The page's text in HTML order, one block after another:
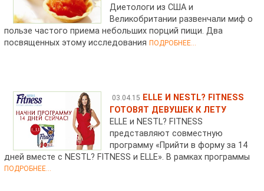
Диетологи из США и
Великобритании развенчали миф о
пользе частого приема небольших порций пищи. Два
посвященных этому исследованияПОДРОБНЕЕ...
03.04.15 ELLE И NESTL? FITNESS
ГОТОВЯТ ДЕВУШЕК К ЛЕТУ
ELLE и NESTL? FITNESS
представляют совместную
программу «Прийти в форму за 14
дней вместе с NESTL? FITNESS и ELLE». В рамках программы
ПОДРОБНЕЕ...